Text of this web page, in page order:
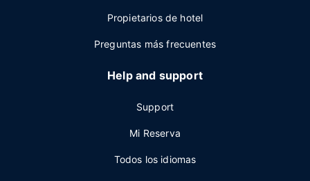
Propietarios de hotel
Preguntas más frecuentes
Help and support
Support
Mi Reserva
Todos los idiomas